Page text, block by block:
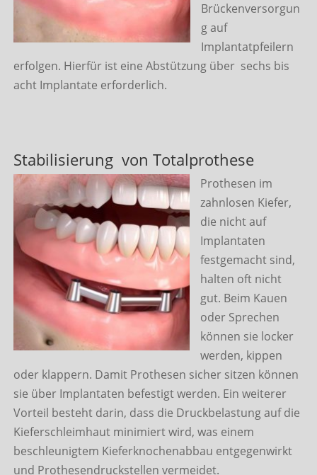
Brückenversorgun
g auf
Implantatpfeilern
erfolgen. Hierfür ist eine Abstützung über sechs bis
acht Implantate erforderlich.
Stabilisierung von Totalprothese
Prothesen im
zahnlosen Kiefer,
die nicht auf
Implantaten
festgemacht sind,
halten oft nicht
gut. Beim Kauen
oder Sprechen
können sie locker
werden, kippen
oder klappern. Damit Prothesen sicher sitzen können
sie über Implantaten befestigt werden. Ein weiterer
Vorteil besteht darin, dass die Druckbelastung auf die
Kieferschleimhaut minimiert wird, was einem
beschleunigtem Kieferknochenabbau entgegenwirkt
und Prothesendruckstellen vermeidet.